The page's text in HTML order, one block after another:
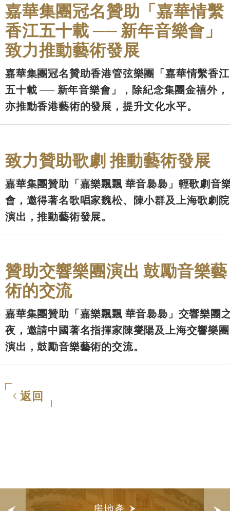
嘉華集團冠名贊助「嘉華情繫
香江五十載 ── 新年音樂會」
致力推動藝術發展
嘉華集團冠名贊助香港管弦樂團「嘉華情繫香江
五十載 ── 新年音樂會」，除紀念集團金禧外，
亦推動香港藝術的發展，提升文化水平。
致力贊助歌劇 推動藝術發展
嘉華集團贊助「嘉樂飄飄 華音裊裊」輕歌劇音
會，邀得著名歌唱家魏松、陳小群及上海歌劇院
演出，推動藝術發展。
贊助交響樂團演出 鼓勵音樂藝
術的交流
嘉華集團贊助「嘉樂飄飄 華音裊裊」交響樂團
夜，邀請中國著名指揮家陳燮陽及上海交響樂團
演出，鼓勵音樂藝術的交流。
返回